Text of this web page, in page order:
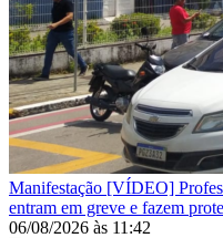
Manifestação [VÍDEO]
entram em greve e fazem
06/08/2026 às 11:42